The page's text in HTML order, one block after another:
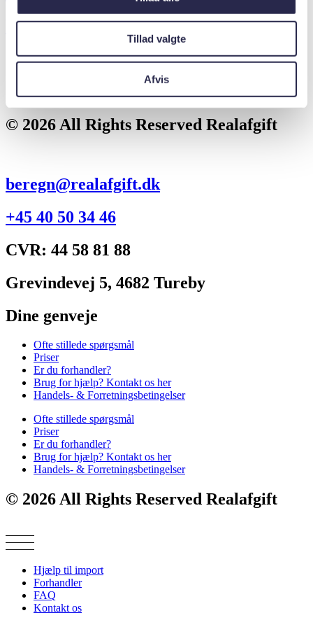
Tillad valgte
Afvis
beregn@realafgift.dk
CVR: 44 58 81 88
Grevindevej 5, 4682 Tureby
© 2026 All Rights Reserved Realafgift
beregn@realafgift.dk
+45 40 50 34 46
CVR: 44 58 81 88
Grevindevej 5, 4682 Tureby
Dine genveje
Ofte stillede spørgsmål
Priser
Er du forhandler?
Brug for hjælp? Kontakt os her
Handels- & Forretningsbetingelser
Ofte stillede spørgsmål
Priser
Er du forhandler?
Brug for hjælp? Kontakt os her
Handels- & Forretningsbetingelser
© 2026 All Rights Reserved Realafgift
Hjælp til import
Forhandler
FAQ
Kontakt os